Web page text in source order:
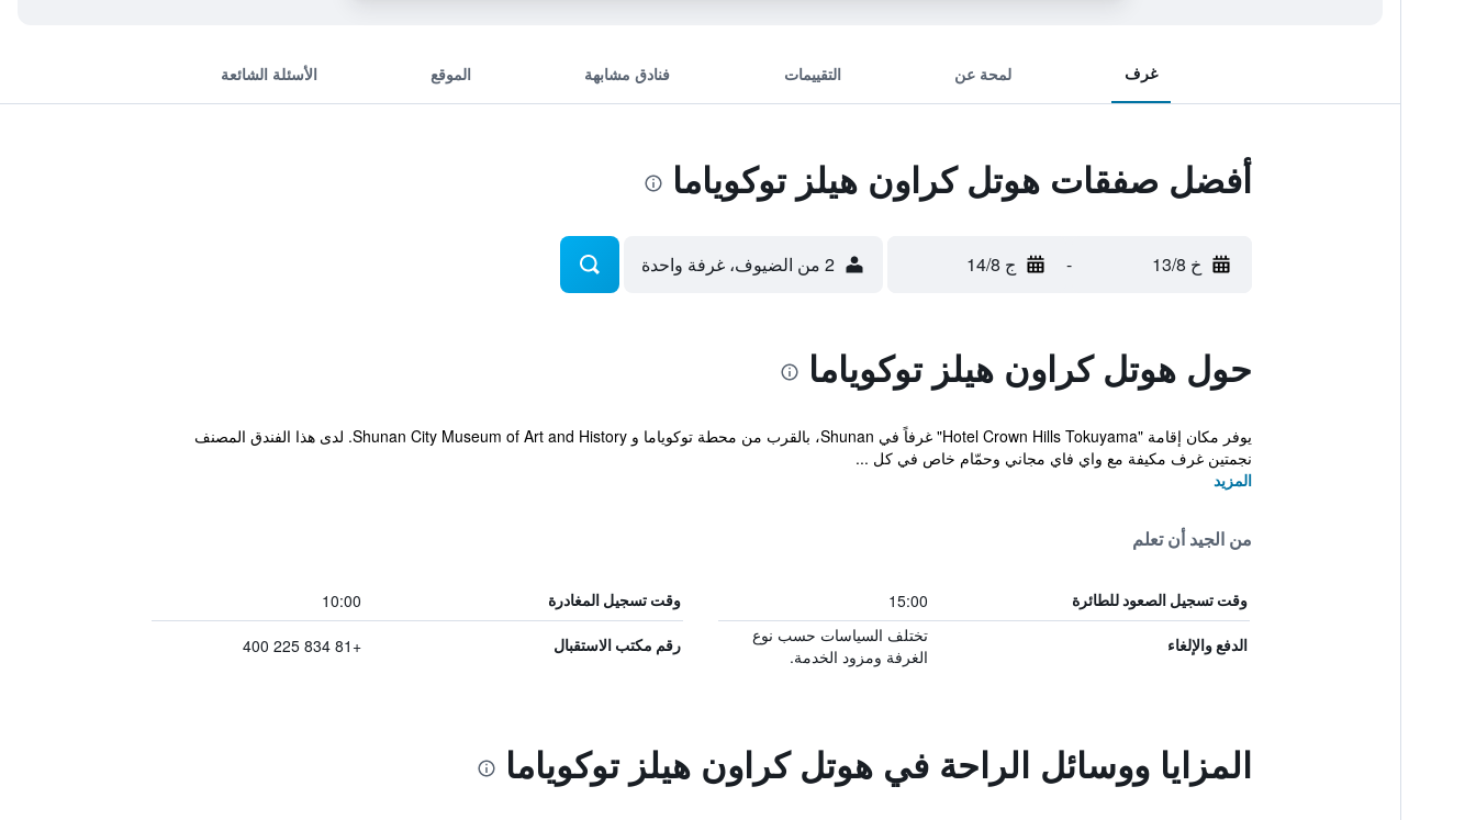
غرف لمحة عن التقييمات فنادق مشابهة الموقع الأسئلة الشائعة
أفضل صفقات هوتل كراون هيلز توكوياما
خ 13/8 - ج 14/8 2 من الضيوف، غرفة واحدة
حول هوتل كراون هيلز توكوياما
يوفر مكان إقامة "Hotel Crown Hills Tokuyama" غرفاً في Shunan، بالقرب من محطة توكوياما و Shunan City Museum of Art and History. لدى هذا الفندق المصنف
نجمتين غرف مكيفة مع واي فاي مجاني وحمّام خاص في كل ...
المزيد
من الجيد أن تعلم
وقت تسجيل الصعود للطائرة 15:00 وقت تسجيل المغادرة 10:00
الدفع والإلغاء
تختلف السياسات حسب نوع
الغرفة ومزود الخدمة.
رقم مكتب الاستقبال +81 834 225 400
المزايا ووسائل الراحة في هوتل كراون هيلز توكوياما